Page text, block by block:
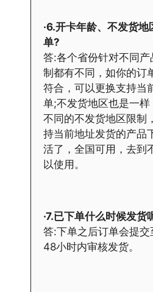
·6.开卡年龄、不发货
单?
答:各个省份针对不同产
制都有不同，如你的订
符合，可以更换支持当
单;不发货地区也是一
不同的不发货地区限制
持当前地址发货的产品
活了，全国可用，去到
以使用。
·7.已下单什么时候发货
答:下单之后订单会提
48小时内审核发货。